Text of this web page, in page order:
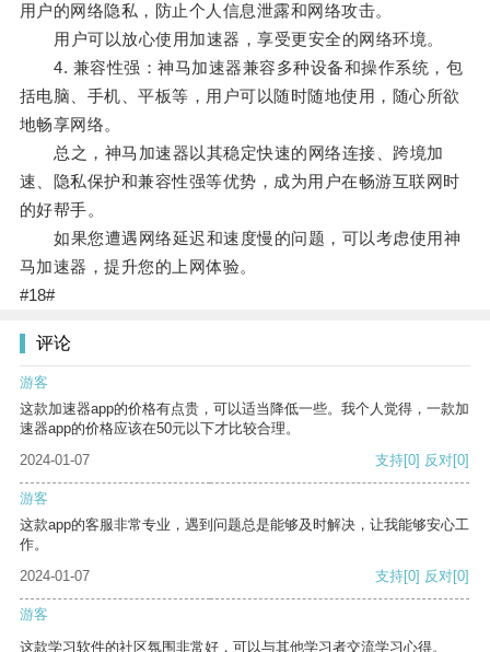
用户的网络隐私，防止个人信息泄露和网络攻击。
用户可以放心使用加速器，享受更安全的网络环境。
4. 兼容性强：神马加速器兼容多种设备和操作系统，包
括电脑、手机、平板等，用户可以随时随地使用，随心所欲
地畅享网络。
总之，神马加速器以其稳定快速的网络连接、跨境加
速、隐私保护和兼容性强等优势，成为用户在畅游互联网时
的好帮手。
如果您遭遇网络延迟和速度慢的问题，可以考虑使用神
马加速器，提升您的上网体验。
#18#
评论
游客
这款加速器app的价格有点贵，可以适当降低一些。我个人觉得，一款加
速器app的价格应该在50元以下才比较合理。
2024-01-07
支持[0] 反对[0]
游客
这款app的客服非常专业，遇到问题总是能够及时解决，让我能够安心工
作。
2024-01-07
支持[0] 反对[0]
游客
这款学习软件的社区氛围非常好，可以与其他学习者交流学习心得。